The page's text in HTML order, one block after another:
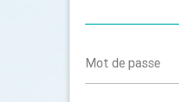
Mot de passe